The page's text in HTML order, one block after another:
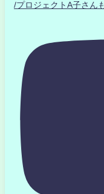
/プロジェクトA子さ